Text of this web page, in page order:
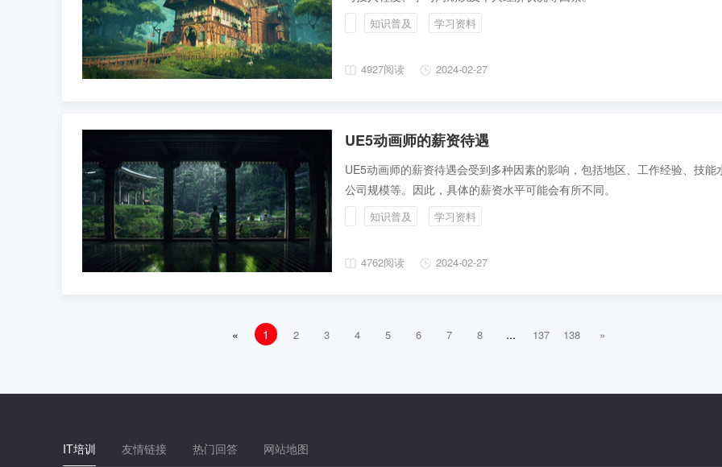
知识普及 学习资料
4927阅读 2024-02-27
UE5动画师的薪资待遇
UE5动画师的薪资待遇会受到多种因素的影响，包括地区、工作经验、技能
公司规模等。因此，具体的薪资水平可能会有所不同。
知识普及 学习资料
4762阅读 2024-02-27
« 1 2 3 4 5 6 7 8 ... 137 138 »
IT培训 友情链接 热门回答 网站地图